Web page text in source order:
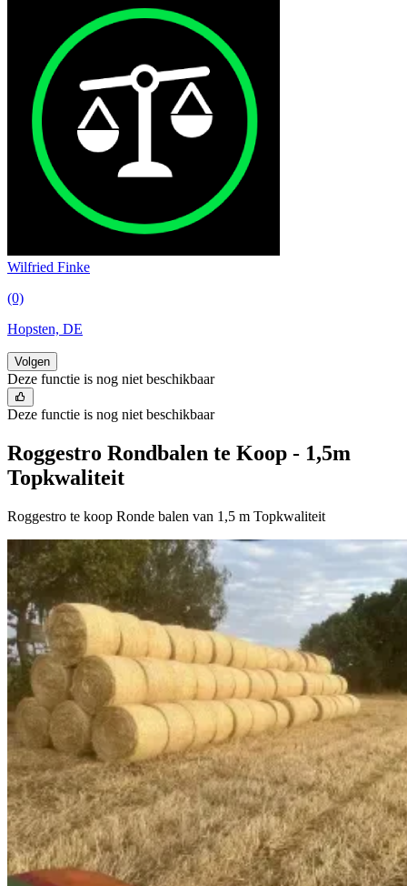
Wilfried Finke
(0)
Hopsten, DE
Volgen
Deze functie is nog niet beschikbaar
Deze functie is nog niet beschikbaar
Roggestro Rondbalen te Koop - 1,5m
Topkwaliteit
Roggestro te koop Ronde balen van 1,5 m Topkwaliteit